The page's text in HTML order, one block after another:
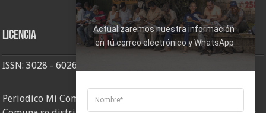
Licencia
ISSN: 3028 - 6026
Periodico Mi Comuna 2, elaborado por Corporación Mi
Actualizaremos nuestra información
en tú correo electrónico y WhatsApp